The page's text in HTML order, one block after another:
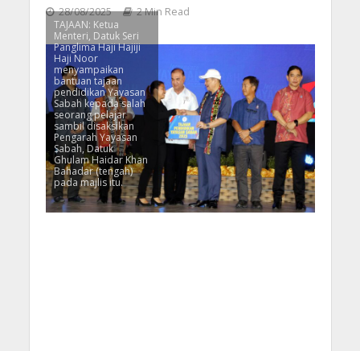
28/08/2025
2 Min Read
TAJAAN: Ketua
Menteri, Datuk Seri
Panglima Haji Hajiji
Haji Noor
menyampaikan
bantuan tajaan
pendidikan Yayasan
Sabah kepada salah
seorang pelajar
sambil disaksikan
Pengarah Yayasan
Sabah, Datuk
Ghulam Haidar Khan
Bahadar (tengah)
pada majlis itu.